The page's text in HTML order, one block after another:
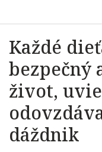
Každé
bezpečný
život,
dáždnik